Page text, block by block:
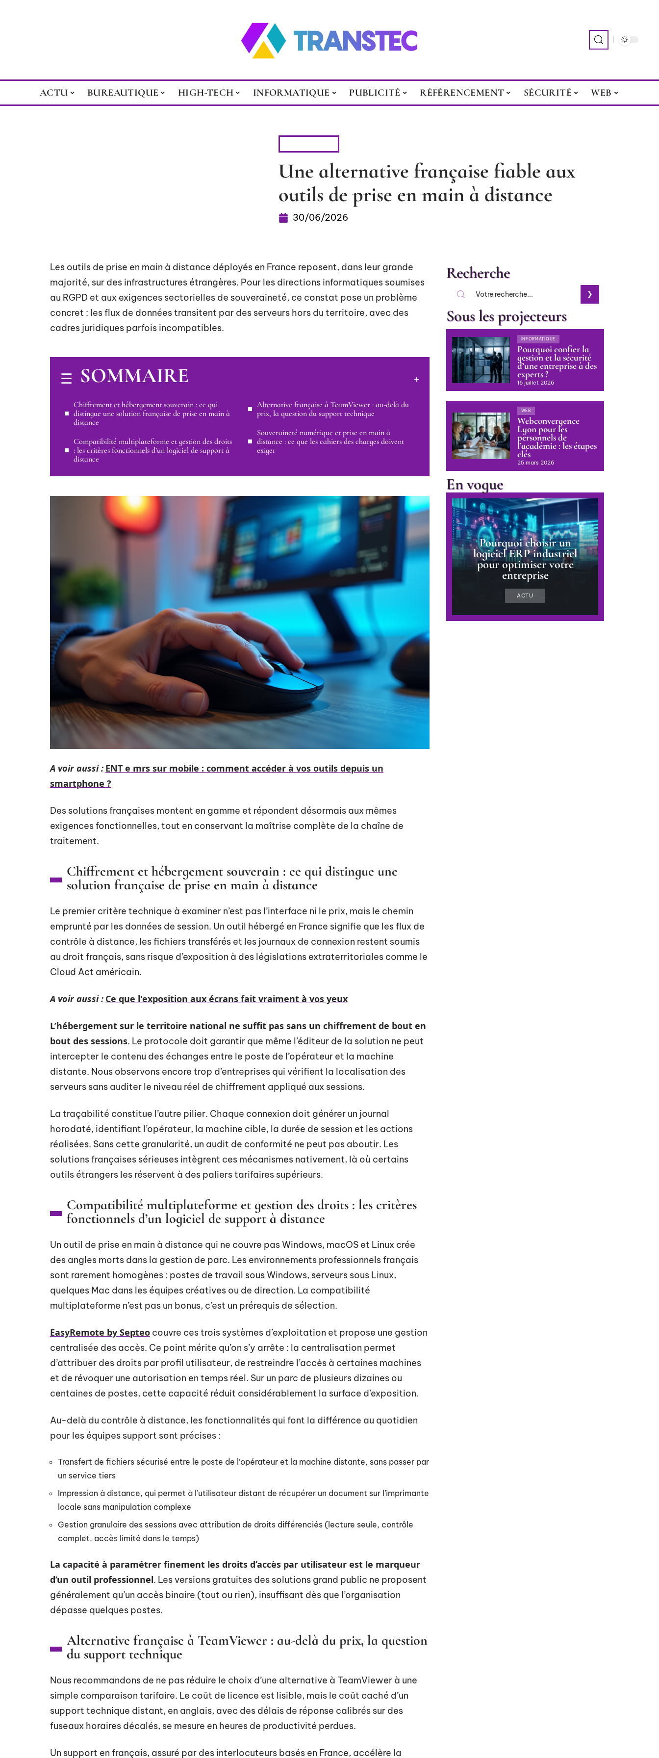
ACTU BUREAUTIQUE HIGH-TECH INFORMATIQUE PUBLICITÉ RÉFÉRENCEMENT SÉCURITÉ WEB
Une alternative française fiable aux
outils de prise en main à distance
30/06/2026
Les outils de prise en main à distance déployés en France reposent, dans leur grande
majorité, sur des infrastructures étrangères. Pour les directions informatiques soumises
au RGPD et aux exigences sectorielles de souveraineté, ce constat pose un problème
concret : les flux de données transitent par des serveurs hors du territoire, avec des
cadres juridiques parfois incompatibles.
SOMMAIRE
Chiffrement et hébergement souverain : ce qui
distingue une solution française de prise en main à
distance
Compatibilité multiplateforme et gestion des droits
: les critères fonctionnels d’un logiciel de support à
distance
Alternative française à TeamViewer : au-delà du
prix, la question du support technique
Souveraineté numérique et prise en main à
distance : ce que les cahiers des charges doivent
exiger
A voir aussi : ENT e mrs sur mobile : comment accéder à vos outils depuis un
smartphone ?
Des solutions françaises montent en gamme et répondent désormais aux mêmes
exigences fonctionnelles, tout en conservant la maîtrise complète de la chaîne de
traitement.
Chiffrement et hébergement souverain : ce qui distingue une
solution française de prise en main à distance
Le premier critère technique à examiner n’est pas l’interface ni le prix, mais le chemin
emprunté par les données de session. Un outil hébergé en France signifie que les flux de
contrôle à distance, les fichiers transférés et les journaux de connexion restent soumis
au droit français, sans risque d’exposition à des législations extraterritoriales comme le
Cloud Act américain.
A voir aussi : Ce que l'exposition aux écrans fait vraiment à vos yeux
L’hébergement sur le territoire national ne suffit pas sans un chiffrement de bout en
bout des sessions. Le protocole doit garantir que même l’éditeur de la solution ne peut
intercepter le contenu des échanges entre le poste de l’opérateur et la machine
distante. Nous observons encore trop d’entreprises qui vérifient la localisation des
serveurs sans auditer le niveau réel de chiffrement appliqué aux sessions.
La traçabilité constitue l’autre pilier. Chaque connexion doit générer un journal
horodaté, identifiant l’opérateur, la machine cible, la durée de session et les actions
réalisées. Sans cette granularité, un audit de conformité ne peut pas aboutir. Les
solutions françaises sérieuses intègrent ces mécanismes nativement, là où certains
outils étrangers les réservent à des paliers tarifaires supérieurs.
Compatibilité multiplateforme et gestion des droits : les critères
fonctionnels d’un logiciel de support à distance
Un outil de prise en main à distance qui ne couvre pas Windows, macOS et Linux crée
des angles morts dans la gestion de parc. Les environnements professionnels français
sont rarement homogènes : postes de travail sous Windows, serveurs sous Linux,
quelques Mac dans les équipes créatives ou de direction. La compatibilité
multiplateforme n’est pas un bonus, c’est un prérequis de sélection.
EasyRemote by Septeo couvre ces trois systèmes d’exploitation et propose une gestion
centralisée des accès. Ce point mérite qu’on s’y arrête : la centralisation permet
d’attribuer des droits par profil utilisateur, de restreindre l’accès à certaines machines
et de révoquer une autorisation en temps réel. Sur un parc de plusieurs dizaines ou
centaines de postes, cette capacité réduit considérablement la surface d’exposition.
Au-delà du contrôle à distance, les fonctionnalités qui font la différence au quotidien
pour les équipes support sont précises :
Transfert de fichiers sécurisé entre le poste de l’opérateur et la machine distante, sans passer par
un service tiers
Impression à distance, qui permet à l’utilisateur distant de récupérer un document sur l’imprimante
locale sans manipulation complexe
Gestion granulaire des sessions avec attribution de droits différenciés (lecture seule, contrôle
complet, accès limité dans le temps)
La capacité à paramétrer finement les droits d’accès par utilisateur est le marqueur
d’un outil professionnel. Les versions gratuites des solutions grand public ne proposent
généralement qu’un accès binaire (tout ou rien), insuffisant dès que l’organisation
dépasse quelques postes.
Alternative française à TeamViewer : au-delà du prix, la question
du support technique
Nous recommandons de ne pas réduire le choix d’une alternative à TeamViewer à une
simple comparaison tarifaire. Le coût de licence est lisible, mais le coût caché d’un
support technique distant, en anglais, avec des délais de réponse calibrés sur des
fuseaux horaires décalés, se mesure en heures de productivité perdues.
Un support en français, assuré par des interlocuteurs basés en France, accélère la
Recherche
Sous les projecteurs
INFORMATIQUE
Pourquoi confier la
gestion et la sécurité
d’une entreprise à des
experts ?
16 juillet 2026
WEB
Webconvergence
Lyon pour les
personnels de
l’académie : les étapes
clés
25 mars 2026
En vogue
Pourquoi choisir un
logiciel ERP industriel
pour optimiser votre
entreprise
ACTU